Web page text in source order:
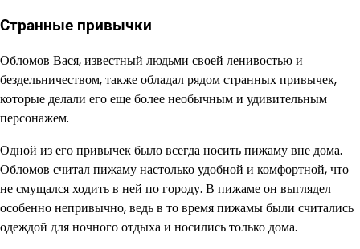
Странные привычки
Обломов Вася, известный людьми своей ленивостью и
бездельничеством, также обладал рядом странных привычек,
которые делали его еще более необычным и удивительным
персонажем.
Одной из его привычек было всегда носить пижаму вне дома.
Обломов считал пижаму настолько удобной и комфортной, что
не смущался ходить в ней по городу. В пижаме он выглядел
особенно непривычно, ведь в то время пижамы были считались
одеждой для ночного отдыха и носились только дома.